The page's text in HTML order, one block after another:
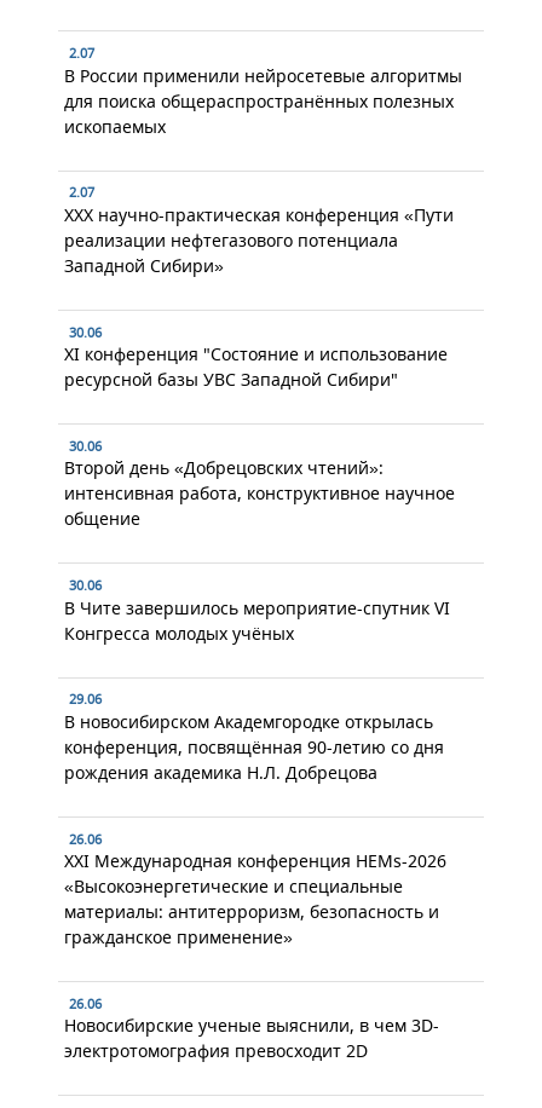
2.07
В России применили нейросетевые алгоритмы
для поиска общераспространённых полезных
ископаемых
2.07
XXX научно-практическая конференция «Пути
реализации нефтегазового потенциала
Западной Сибири»
30.06
XI конференция "Состояние и использование
ресурсной базы УВС Западной Сибири"
30.06
Второй день «Добрецовских чтений»:
интенсивная работа, конструктивное научное
общение
30.06
В Чите завершилось мероприятие-спутник VI
Конгресса молодых учёных
29.06
В новосибирском Академгородке открылась
конференция, посвящённая 90-летию со дня
рождения академика Н.Л. Добрецова
26.06
XXI Международная конференция HEMs-2026
«Высокоэнергетические и специальные
материалы: антитерроризм, безопасность и
гражданское применение»
26.06
Новосибирские ученые выяснили, в чем 3D-
электротомография превосходит 2D